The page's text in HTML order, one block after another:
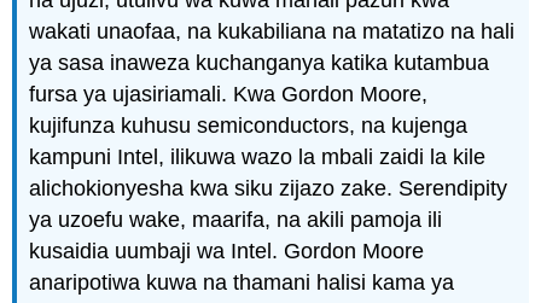
wakati unaofaa, na kukabiliana na matatizo na hali
ya sasa inaweza kuchanganya katika kutambua
fursa ya ujasiriamali. Kwa Gordon Moore,
kujifunza kuhusu semiconductors, na kujenga
kampuni Intel, ilikuwa wazo la mbali zaidi la kile
alichokionyesha kwa siku zijazo zake. Serendipity
ya uzoefu wake, maarifa, na akili pamoja ili
kusaidia uumbaji wa Intel. Gordon Moore
anaripotiwa kuwa na thamani halisi kama ya